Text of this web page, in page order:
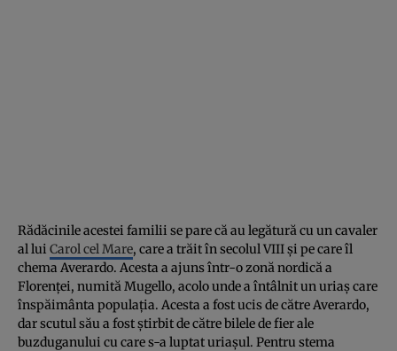
Rădăcinile acestei familii se pare că au legătură cu un cavaler
al lui Carol cel Mare, care a trăit în secolul VIII şi pe care îl
chema Averardo. Acesta a ajuns într-o zonă nordică a
Florenţei, numită Mugello, acolo unde a întâlnit un uriaş care
înspăimânta populaţia. Acesta a fost ucis de către Averardo,
dar scutul său a fost ştirbit de către bilele de fier ale
buzduganului cu care s-a luptat uriaşul. Pentru stema